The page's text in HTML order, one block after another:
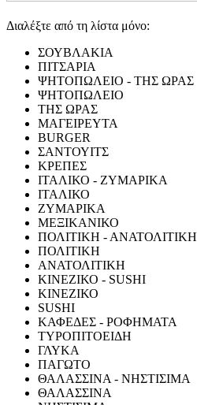
Διαλέξτε από τη λίστα μόνο:
ΣΟΥΒΛΑΚΙΑ
ΠΙΤΣΑΡΙΑ
ΨΗΤΟΠΩΛΕΙΟ - ΤΗΣ ΩΡΑΣ
ΨΗΤΟΠΩΛΕΙΟ
ΤΗΣ ΩΡΑΣ
ΜΑΓΕΙΡΕΥΤΑ
BURGER
ΣΑΝΤΟΥΙΤΣ
ΚΡΕΠΕΣ
ΙΤΑΛΙΚΟ - ΖΥΜΑΡΙΚΑ
ΙΤΑΛΙΚΟ
ΖΥΜΑΡΙΚΑ
ΜΕΞΙΚΑΝΙΚΟ
ΠΟΛΙΤΙΚΗ - ΑΝΑΤΟΛΙΤΙΚΗ
ΠΟΛΙΤΙΚΗ
ΑΝΑΤΟΛΙΤΙΚΗ
ΚΙΝΕΖΙΚΟ - SUSHI
ΚΙΝΕΖΙΚΟ
SUSHI
ΚΑΦΕΔΕΣ - ΡΟΦΗΜΑΤΑ
ΤΥΡΟΠΙΤΟΕΙΔΗ
ΓΛΥΚΑ
ΠΑΓΩΤΟ
ΘΑΛΑΣΣΙΝΑ - ΝΗΣΤΙΣΙΜΑ
ΘΑΛΑΣΣΙΝΑ